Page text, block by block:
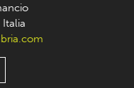
Italia